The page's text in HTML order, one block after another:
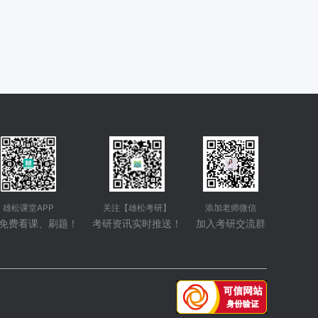
雄松课堂APP
费看课、刷题！
关注【雄松考研】
考研资讯实时推送！
添加老师微信
加入考研交流群